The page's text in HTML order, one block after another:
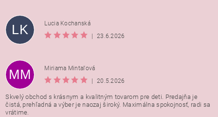
LK
Lucia Kochanská
23.6.2026
MM
Miriama Mintaľová
20.5.2026
Skvelý obchod s krásnym a kvalitným tovarom pre deti. Predajňa je
čistá, prehľadná a výber je naozaj široký. Maximálna spokojnosť, radi sa
vrátime.